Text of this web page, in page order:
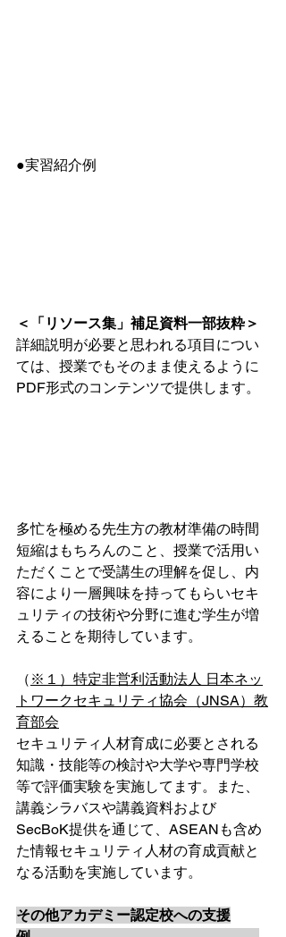
●実習紹介例
＜「リソース集」補足資料一部抜粋＞
詳細説明が必要と思われる項目につい
ては、授業でもそのまま使えるように
PDF形式のコンテンツで提供します。
多忙を極める先生方の教材準備の時間
短縮はもちろんのこと、授業で活用い
ただくことで受講生の理解を促し、内
容により一層興味を持ってもらいセキ
ュリティの技術や分野に進む学生が増
えることを期待しています。
（ ※１）特定非営利活動法人 日本ネッ
トワークセキュリティ協会（JNSA）教
育部会
セキュリティ人材育成に必要とされる
知識・技能等の検討や大学や専門学校
等で評価実験を実施してます。また、
講義シラバスや講義資料および
SecBoK提供を通じて、ASEANも含め
た情報セキュリティ人材の育成貢献と
なる活動を実施しています。
その他アカデミー認定校への支援